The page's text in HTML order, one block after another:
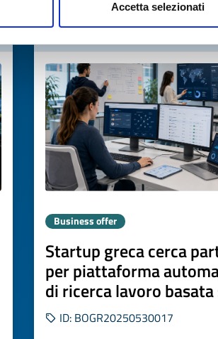
Accetta selezionati
Business offer
Startup greca cerca
per piattaforma
di ricerca lavoro basata
ID: BOGR20250530017